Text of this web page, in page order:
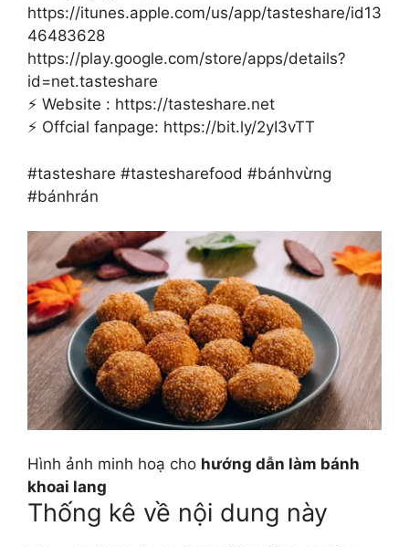
https://itunes.apple.com/us/app/tasteshare/id13
46483628
https://play.google.com/store/apps/details?
id=net.tasteshare
⚡ Website : https://tasteshare.net
⚡ Offcial fanpage: https://bit.ly/2yI3vTT
#tasteshare #tastesharefood #bánhvừng
#bánhrán
Hình ảnh minh hoạ cho hướng dẫn làm bánh
khoai lang
Thống kê về nội dung này